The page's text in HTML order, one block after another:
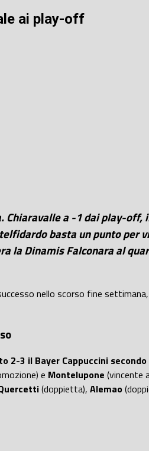
ai play-off
Chiaravalle a -1 dai play-off,
basta un punto per
la Dinamis Falconara al
nello scorso fine
2-3 il Bayer Cappuccini
e Montelupone (vincente
(doppietta), Alemao